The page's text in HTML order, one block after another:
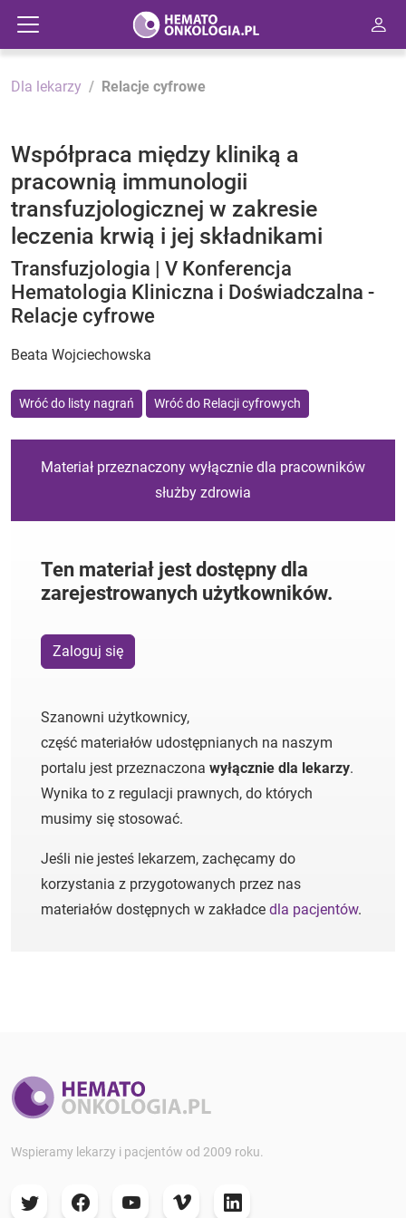
Dla lekarzy Relacje cyfrowe
Współpraca między kliniką a
pracownią immunologii
transfuzjologicznej w zakresie
leczenia krwią i jej składnikami
Transfuzjologia | V Konferencja
Hematologia Kliniczna i Doświadczalna -
Relacje cyfrowe
Beata Wojciechowska
Wróć do listy nagrań Wróć do Relacji cyfrowych
Materiał przeznaczony wyłącznie dla pracowników
służby zdrowia
Ten materiał jest dostępny dla
zarejestrowanych użytkowników.
Zaloguj się
Szanowni użytkownicy,
część materiałów udostępnianych na naszym
portalu jest przeznaczona wyłącznie dla lekarzy.
Wynika to z regulacji prawnych, do których
musimy się stosować.
Jeśli nie jesteś lekarzem, zachęcamy do
korzystania z przygotowanych przez nas
materiałów dostępnych w zakładce dla pacjentów.
Wspieramy lekarzy i pacjentów od 2009 roku.